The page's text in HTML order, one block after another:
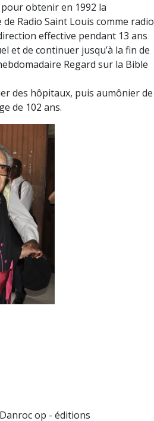
obtenir en 1992 la
Radio Saint Louis comme radio
effective pendant 13 ans
et de continuer jusqu’à la fin de
Regard sur la Bible
des hôpitaux, puis aumônier de
de 102 ans.
op - éditions